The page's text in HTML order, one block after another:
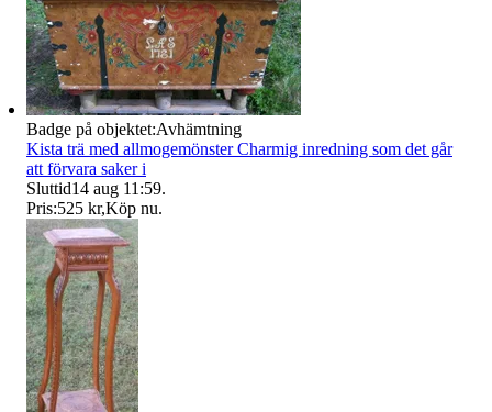
Badge på objektet:Avhämtning
Kista trä med allmogemönster Charmig inredning som det går
att förvara saker i
Sluttid14 aug 11:59.
Pris:525 kr,Köp nu.